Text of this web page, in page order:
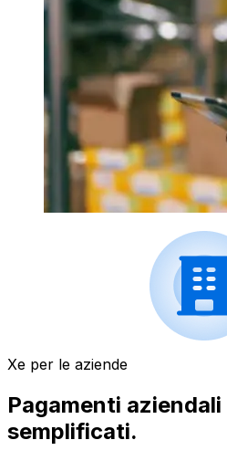
Xe per le aziende
Pagamenti
semplificati.